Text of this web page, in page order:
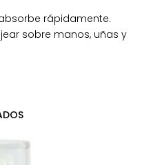
rápidamente.
sobre manos, uñas y